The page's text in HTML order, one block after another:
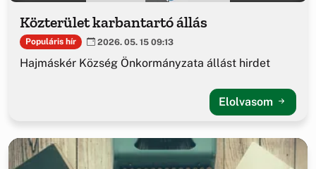
Közterület karbantartó állás
Populáris hír 2026. 05. 15 09:13
Hajmáskér Község Önkormányzata állást hirdet
Elolvasom